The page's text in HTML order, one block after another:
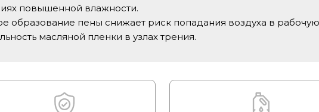
повышенной влажности.
образование пены снижает риск попадания воздуха в
масляной пленки в узлах трения.